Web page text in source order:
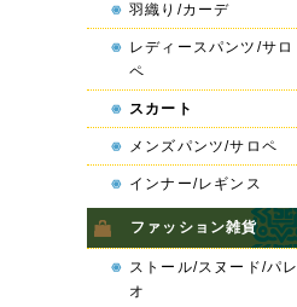
羽織り/カーデ
レディースパンツ/サロ
ペ
スカート
メンズパンツ/サロペ
インナー/レギンス
ファッション雑貨
ストール/スヌード/パレ
オ